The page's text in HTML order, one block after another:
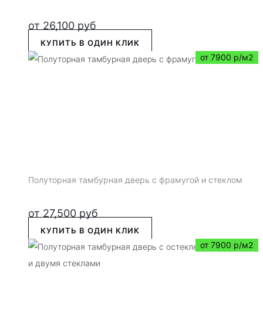
от 26,100 руб
КУПИТЬ В ОДИН КЛИК
от 7900 р/м2
Полуторная тамбурная дверь с фрамугой и стеклом
от 27,500 руб
КУПИТЬ В ОДИН КЛИК
от 7900 р/м2